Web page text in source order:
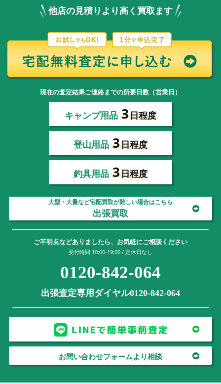
他店の見積りより高く買取ます
現在の査定結果ご連絡までの所要日数（営業日）
キャンプ用品 3日程度
登山用品 3日程度
釣具用品 3日程度
大型・大量など宅配買取が難しい場合はこちら
出張買取
ご不明点などありましたら、お気軽にご相談ください
受付時間 10:00-19:00 / 定休日なし
0120-842-064
出張査定専用ダイヤル0120-842-064
お問い合わせフォームより相談